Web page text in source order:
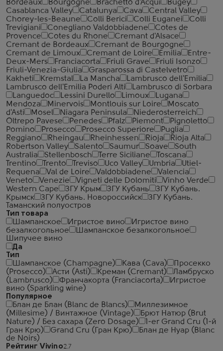
Bordeaux
Bourgogne Brachetto d'Acqui
Bugey
Casablanca Valley
Catalunya Cava
Central Valley
Chorey-les-Beaune
Colli Berici Colli Euganei
Colli
Trevigiani
Conegliano Valdobbiadene
Cotes de
Provence
Cotes du Rhone
Cremant d'Alsace
Cremant de Bordeaux
Cremant de Bourgogne
Cremant de Limoux
Cremant de Loire Emilia
Entre-
Deux-Mers
Franciacorta Friuli Grave
Friuli Isonzo
Friuli-Venezia-Giulia
Grasparossa di Castelvetro
Kakheti
Kremstal La Mancha
Lambrusco dell'Emilia
Lambrusco dell'Emilia Poderi Alti
Lambrusco di Sorbara
Languedoc
Lessini Durello Limoux
Lugana
Mendoza
Minervois Montlouis sur Loire
Moscato
d'Asti
Mosel Niagara Peninsula
Niederosterreich
Oltrepo Pavese
Penedes Pfalz Piemont
Pignoletto
Pomino
Prosecco Prosecco Superiore
Puglia
Reggiano
Rheingau Rheinhessen Rioja
Rioja Alta
Robertson Valley
Salento Saumur Soave
South
Australia
Stellenbosch Terre Siciliane
Toscana
Trentino
Trento Treviso Uco Valley Umbria
Utiel-
Requena
Val de Loire Valdobbiadene
Valencia
Veneto
Venezie Vigneti delle Dolomiti
Vinho Verde
Western Cape
ЗГУ Крым ЗГУ Кубань
ЗГУ Кубань.
Крымск
ЗГУ Кубань. Новороссийск
ЗГУ Кубань.
Таманский полуостров
Тип товара
Шампанское
Игристое вино
Игристое вино
безалкогольное
Шампанское безалкогольное
Шипучее вино
Да
Тип
Шампанское (Champagne)
Кава (Cava)
Просекко
(Prosecco)
Асти (Asti) Креман (Cremant)
Ламбруско
(Lambrusco)
Франчакорта (Franciacorta)
Игристое
вино (Sparkling wine)
Популярное
Блан де Блан (Blanc de Blancs)
Миллезимное
(Millesime) / Винтажное (Vintage)
Брют Натюр (Brut
Nature) / Без сахара (Zero Dosage)
1-er Grand Cru (1-й
Гран Крю)
Grand Cru (Гран Крю)
Блан де Нуар (Blanc
de Noirs)
Рейтинг Vivino